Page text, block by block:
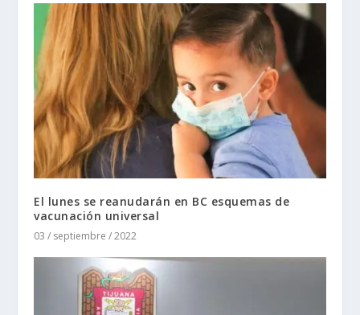
El lunes se reanudarán en BC esquemas de
vacunación universal
03 / septiembre / 2022